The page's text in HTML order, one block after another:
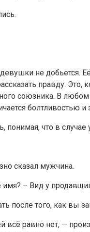
не
правду.
союзника. В
болтливостью и
что в случае
сказал мужчина.
имя? – Вид у
после того, как вы
всё равно нет, —